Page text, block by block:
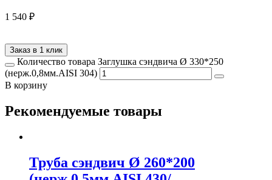
1 540 ₽
Заказ в 1 клик
Количество товара Заглушка сэндвича Ø 330*250
(нерж.0,8мм.AISI 304)
В корзину
Рекомендуемые товары
Труба сэндвич Ø 260*200